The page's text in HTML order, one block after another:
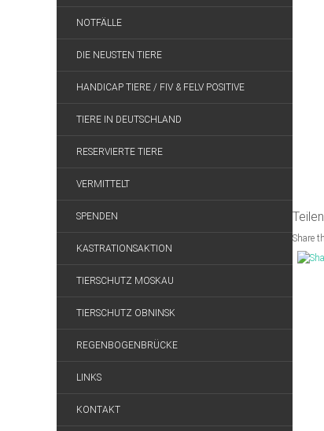
NOTFÄLLE
DIE NEUSTEN TIERE
HANDICAP TIERE / FIV & FELV POSITIVE
TIERE IN DEUTSCHLAND
RESERVIERTE TIERE
VERMITTELT
SPENDEN
KASTRATIONSAKTION
TIERSCHUTZ MOSKAU
TIERSCHUTZ OBNINSK
REGENBOGENBRÜCKE
LINKS
KONTAKT
Share